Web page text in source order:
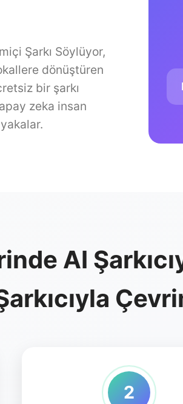
Şarkı Söylüyor,
dönüştüren
bir şarkı
zeka insan
AI
2